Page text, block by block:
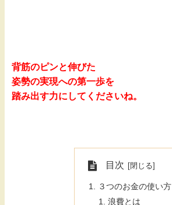
背筋のピンと伸びた
姿勢の実現への第一歩を
踏み出す力にしてくださいね。
目次
３つのお金の使い方
浪費とは